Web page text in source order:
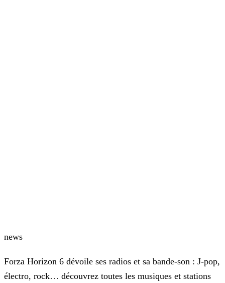
news
Forza Horizon 6 dévoile ses radios et sa bande-son : J-pop,
électro, rock… découvrez toutes les musiques et stations